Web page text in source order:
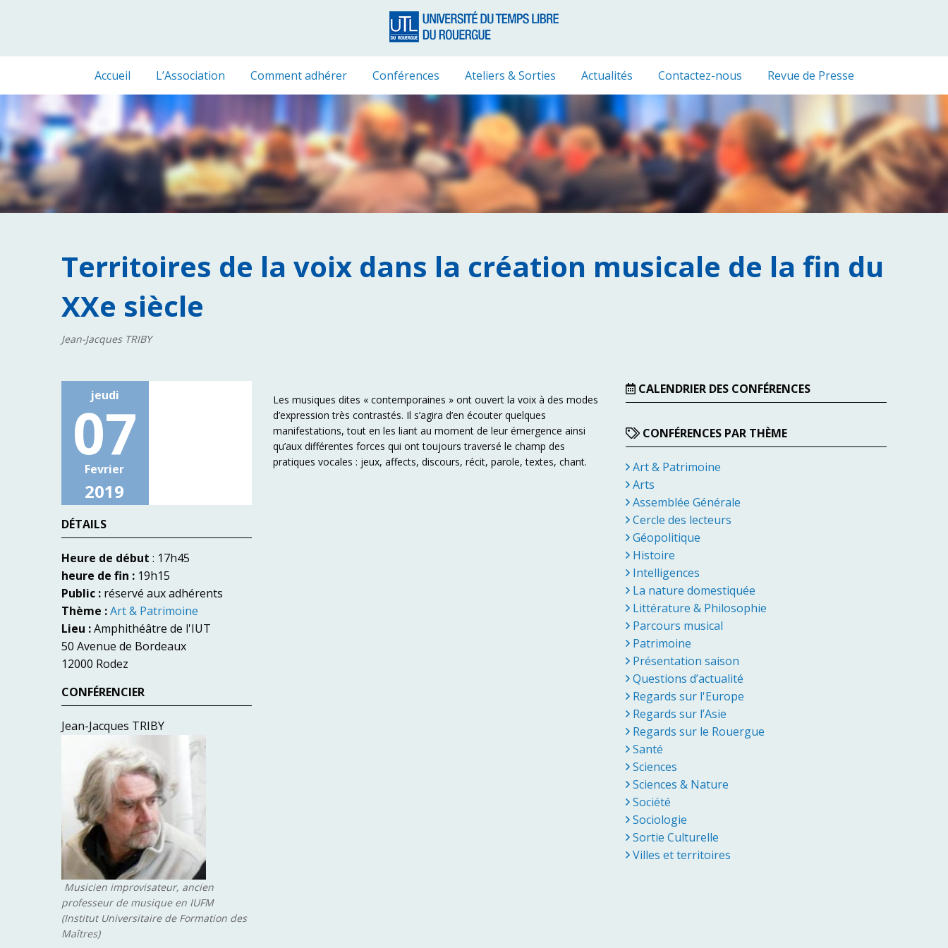
Accueil L’Association Comment adhérer Conférences Ateliers & Sorties Actualités Contactez-nous Revue de Presse
Territoires de la voix dans la création musicale de la fin du
XXe siècle
Jean-Jacques TRIBY
jeudi
07
Fevrier
2019
DÉTAILS
Heure de début : 17h45
heure de fin : 19h15
Public : réservé aux adhérents
Thème :Art & Patrimoine
Lieu :Amphithéâtre de l'IUT
50 Avenue de Bordeaux
12000 Rodez
CONFÉRENCIER
Jean-Jacques TRIBY
Musicien improvisateur, ancien
professeur de musique en IUFM
(Institut Universitaire de Formation des
Maîtres)
Les musiques dites « contemporaines » ont ouvert la voix à des modes
d’expression très contrastés. Il s’agira d’en écouter quelques
manifestations, tout en les liant au moment de leur émergence ainsi
qu’aux différentes forces qui ont toujours traversé le champ des
pratiques vocales : jeux, affects, discours, récit, parole, textes, chant.
CALENDRIER DES CONFÉRENCES
CONFÉRENCES PAR THÈME
Art & Patrimoine
Arts
Assemblée Générale
Cercle des lecteurs
Géopolitique
Histoire
Intelligences
La nature domestiquée
Littérature & Philosophie
Parcours musical
Patrimoine
Présentation saison
Questions d’actualité
Regards sur l'Europe
Regards sur l’Asie
Regards sur le Rouergue
Santé
Sciences
Sciences & Nature
Société
Sociologie
Sortie Culturelle
Villes et territoires